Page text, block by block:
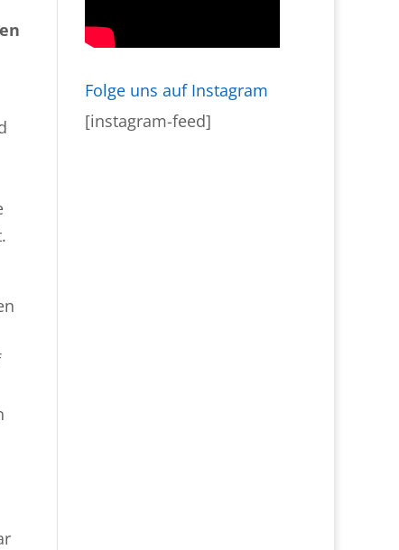
Folge uns auf Instagram
[instagram-feed]